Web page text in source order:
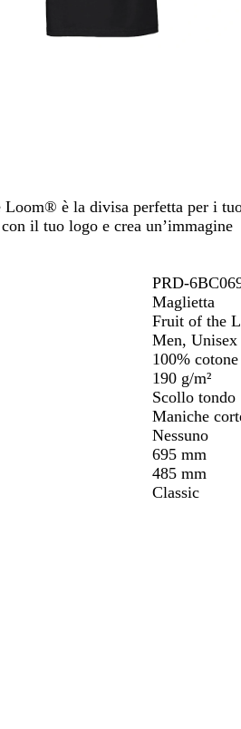
è la divisa perfetta per i
il tuo logo e crea un’immagine
PRD-
Maglietta
Fruit of the
Men, Unisex
100% cotone
190 g/m²
Scollo tondo
Maniche
Nessuno
695 mm
485 mm
Classic